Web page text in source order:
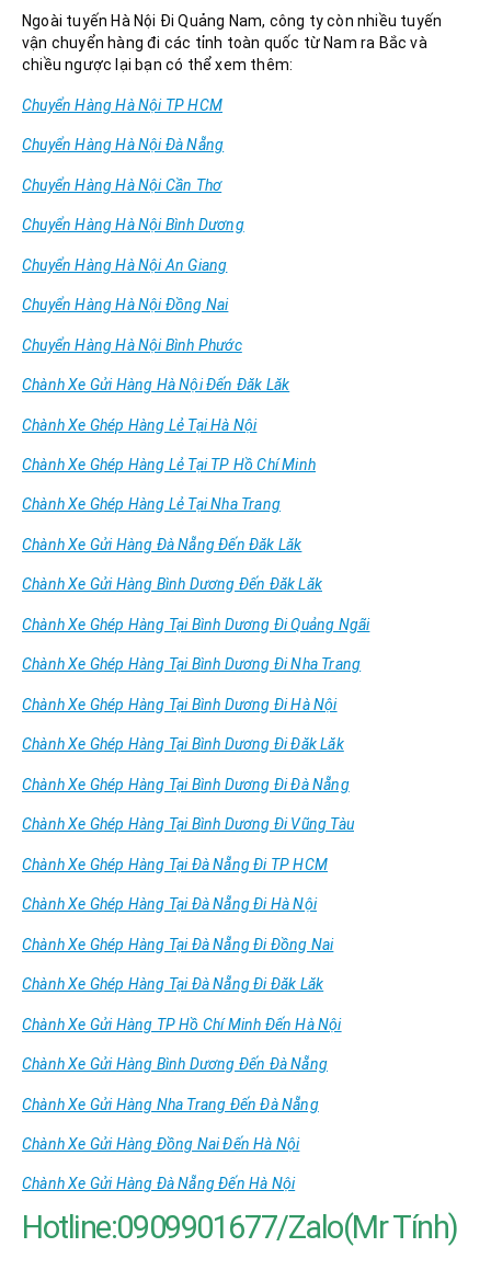
Ngoài tuyến Hà Nội Đi Quảng Nam, công ty còn nhiều tuyến
vận chuyển hàng đi các tỉnh toàn quốc từ Nam ra Bắc và
chiều ngược lại bạn có thể xem thêm:
Chuyển Hàng Hà Nội TP HCM
Chuyển Hàng Hà Nội Đà Nẵng
Chuyển Hàng Hà Nội Cần Thơ
Chuyển Hàng Hà Nội Bình Dương
Chuyển Hàng Hà Nội An Giang
Chuyển Hàng Hà Nội Đồng Nai
Chuyển Hàng Hà Nội Bình Phước
Chành Xe Gửi Hàng Hà Nội Đến Đăk Lăk
Chành Xe Ghép Hàng Lẻ Tại Hà Nội
Chành Xe Ghép Hàng Lẻ Tại TP Hồ Chí Minh
Chành Xe Ghép Hàng Lẻ Tại Nha Trang
Chành Xe Gửi Hàng Đà Nẵng Đến Đăk Lăk
Chành Xe Gửi Hàng Bình Dương Đến Đăk Lăk
Chành Xe Ghép Hàng Tại Bình Dương Đi Quảng Ngãi
Chành Xe Ghép Hàng Tại Bình Dương Đi Nha Trang
Chành Xe Ghép Hàng Tại Bình Dương Đi Hà Nội
Chành Xe Ghép Hàng Tại Bình Dương Đi Đăk Lăk
Chành Xe Ghép Hàng Tại Bình Dương Đi Đà Nẵng
Chành Xe Ghép Hàng Tại Bình Dương Đi Vũng Tàu
Chành Xe Ghép Hàng Tại Đà Nẵng Đi TP HCM
Chành Xe Ghép Hàng Tại Đà Nẵng Đi Hà Nội
Chành Xe Ghép Hàng Tại Đà Nẵng Đi Đồng Nai
Chành Xe Ghép Hàng Tại Đà Nẵng Đi Đăk Lăk
Chành Xe Gửi Hàng TP Hồ Chí Minh Đến Hà Nội
Chành Xe Gửi Hàng Bình Dương Đến Đà Nẵng
Chành Xe Gửi Hàng Nha Trang Đến Đà Nẵng
Chành Xe Gửi Hàng Đồng Nai Đến Hà Nội
Chành Xe Gửi Hàng Đà Nẵng Đến Hà Nội
Hotline:0909901677/Zalo(Mr Tính)